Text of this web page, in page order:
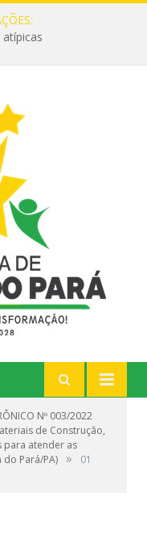
Nº 003/2022
de Construção,
para atender as
Pará/PA) »
01